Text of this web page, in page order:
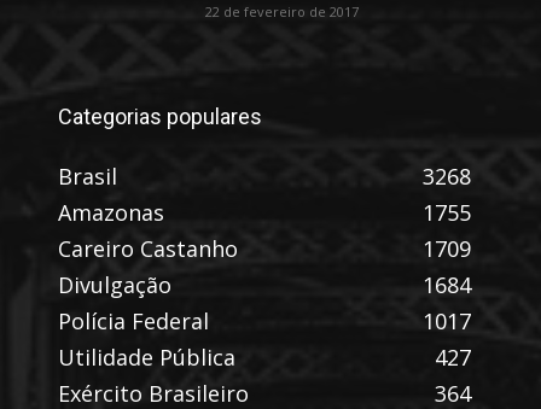
22 de fevereiro de 2017
Categorias populares
Brasil
3268
Amazonas
1755
Careiro Castanho
1709
Divulgação
1684
Polícia Federal
1017
Utilidade Pública
427
Exército Brasileiro
364